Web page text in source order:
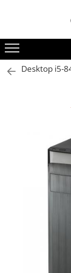
Laptopuri si
Laptopuri
Laptopuri
Componente NOI
Memorii laptop
Hard Disk-uri
Baterii laptop
Componente
Hard Disk-uri
Desktop i5-